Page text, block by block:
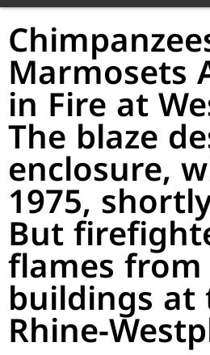
Marmosets
in Fire at
The blaze
enclosure,
1975,
But
flames
buildings at
Rhine-